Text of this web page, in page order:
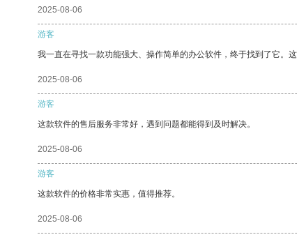
2025-08-06
游客
我一直在寻找一款功能强大、操作简单的办公软件，终于找到了它。
2025-08-06
游客
这款软件的售后服务非常好，遇到问题都能得到及时解决。
2025-08-06
游客
这款软件的价格非常实惠，值得推荐。
2025-08-06